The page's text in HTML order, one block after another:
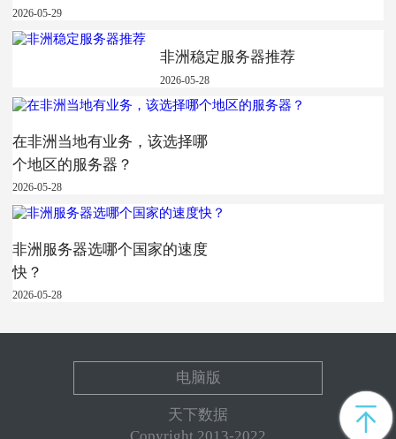
2026-05-29
非洲稳定服务器推荐
2026-05-28
在非洲当地有业务，该选择哪
个地区的服务器？
2026-05-28
非洲服务器选哪个国家的速度
快？
2026-05-28
电脑版
天下数据
Copyright 2013-2022